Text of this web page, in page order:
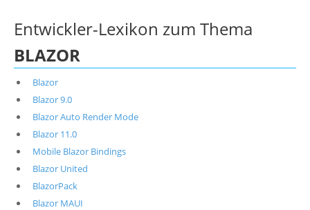
Entwickler-Lexikon zum Thema
BLAZOR
Blazor
Blazor 9.0
Blazor Auto Render Mode
Blazor 11.0
Mobile Blazor Bindings
Blazor United
BlazorPack
Blazor MAUI